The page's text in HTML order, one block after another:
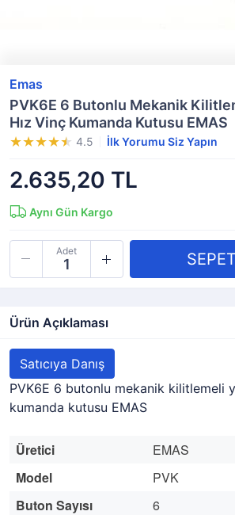
Emas
PVK6E 6 Butonlu Mekanik
Hız Vinç Kumanda Kutusu EMAS
4.5 İlk Yorumu Siz Yapın
2.635,20 TL
Aynı Gün Kargo
Adet
Ürün Açıklaması
Satıcıya Danış
PVK6E 6 butonlu mekanik kilitlemeli
kumanda kutusu EMAS
Üretici
EMAS
Model
PVK
Buton Sayısı
6